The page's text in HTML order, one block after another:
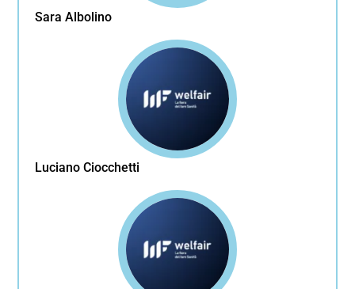
Sara Albolino
Luciano Ciocchetti